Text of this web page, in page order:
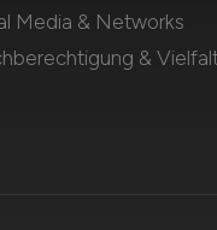
Media & Networks
&